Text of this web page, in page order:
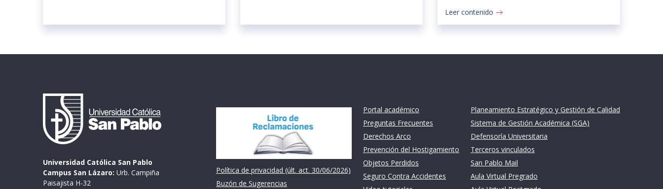
Leer contenido
Universidad Católica San Pablo
Campus San Lázaro: Urb. Campiña
Paisajista H-32
Política de privacidad (últ. act. 30/06/2026)
Buzón de Sugerencias
Portal académico
Preguntas Frecuentes
Derechos Arco
Prevención del Hostigamiento
Objetos Perdidos
Seguro Contra Accidentes
Planeamiento Estratégico y Gestión de Calidad
Sistema de Gestión Académica (SGA)
Defensoría Universitaria
Terceros vinculados
San Pablo Mail
Aula Virtual Pregrado